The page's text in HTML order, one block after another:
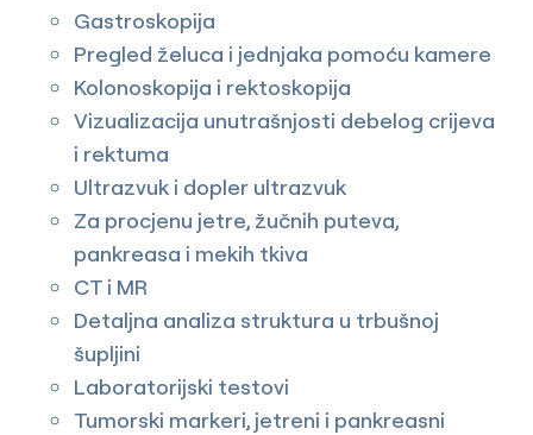
Gastroskopija
Pregled želuca i jednjaka pomoću kamere
Kolonoskopija i rektoskopija
Vizualizacija unutrašnjosti debelog crijeva
i rektuma
Ultrazvuk i dopler ultrazvuk
Za procjenu jetre, žučnih puteva,
pankreasa i mekih tkiva
CT i MR
Detaljna analiza struktura u trbušnoj
šupljini
Laboratorijski testovi
Tumorski markeri, jetreni i pankreasni